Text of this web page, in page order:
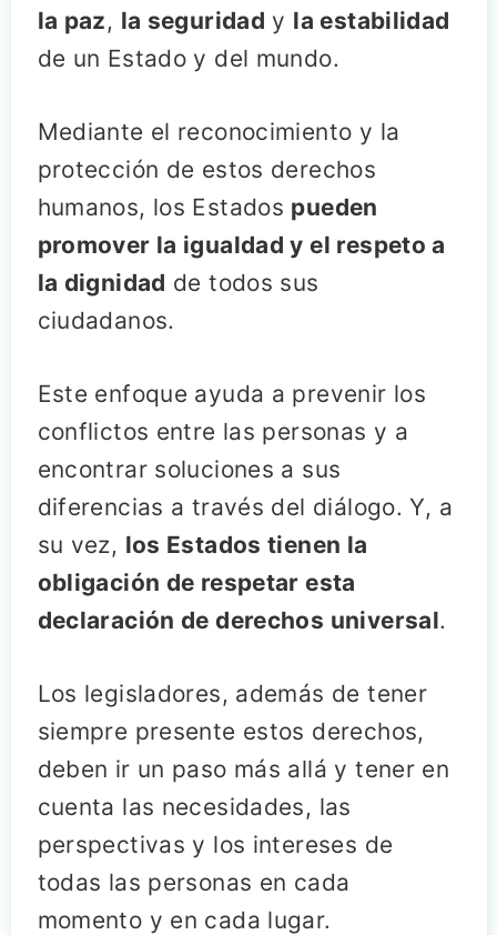
la paz, la seguridad y la estabilidad
de un Estado y del mundo.
Mediante el reconocimiento y la
protección de estos derechos
humanos, los Estados pueden
promover la igualdad y el respeto a
la dignidad de todos sus
ciudadanos.
Este enfoque ayuda a prevenir los
conflictos entre las personas y a
encontrar soluciones a sus
diferencias a través del diálogo. Y, a
su vez, los Estados tienen la
obligación de respetar esta
declaración de derechos universal.
Los legisladores, además de tener
siempre presente estos derechos,
deben ir un paso más allá y tener en
cuenta las necesidades, las
perspectivas y los intereses de
todas las personas en cada
momento y en cada lugar.